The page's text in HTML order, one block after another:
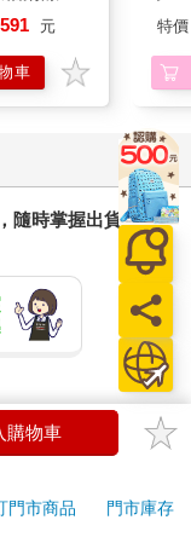
心非常煎熬，也動過
。有好幾天，我的內
，他在診間，開始口
終究決定了離魂在我
滿我之所願：希望
心助念。
，我就沒再想過自
抄經一些。
時抄心經，有時抄觀
組
591 元
車
特價
隨時掌握出貨動
話要求您前往
當！
為全新狀態**
購物車
門市商品
門市庫存